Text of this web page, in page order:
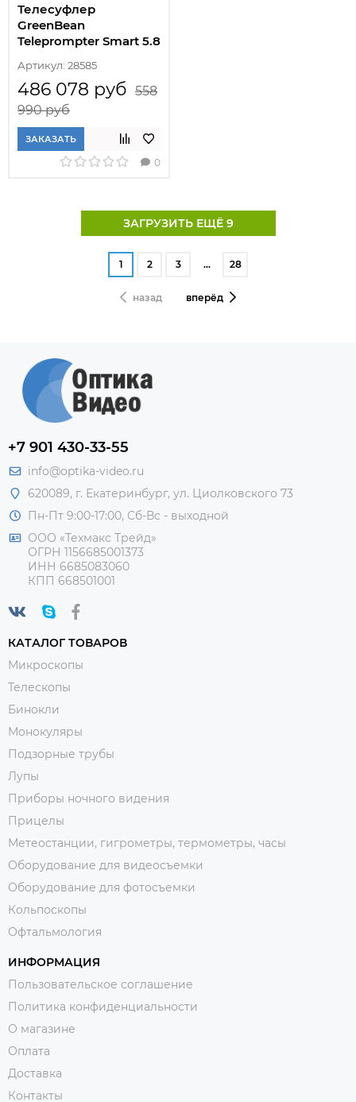
Телесуфлер
GreenBean
Teleprompter Smart 5.8
Артикул: 28585
486 078 руб 558
990 руб
ЗАКАЗАТЬ
0
ЗАГРУЗИТЬ ЕЩЁ 9
назад
1 2 3 … 28
вперёд
+7 901 430-33-55
info@optika-video.ru
620089, г. Екатеринбург, ул. Циолковского 73
Пн-Пт 9:00-17:00, Сб-Вс - выходной
ООО «Техмакс Трейд»
ОГРН 1156685001373
ИНН 6685083060
КПП 668501001
КАТАЛОГ ТОВАРОВ
Микроскопы
Телескопы
Бинокли
Монокуляры
Подзорные трубы
Лупы
Приборы ночного видения
Прицелы
Метеостанции, гигрометры, термометры, часы
Оборудование для видеосъемки
Оборудование для фотосъемки
Кольпоскопы
Офтальмология
ИНФОРМАЦИЯ
Пользовательское соглашение
Политика конфиденциальности
О магазине
Оплата
Доставка
Контакты